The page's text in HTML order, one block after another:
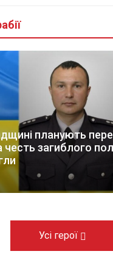
планують
загиблого
Усі герої